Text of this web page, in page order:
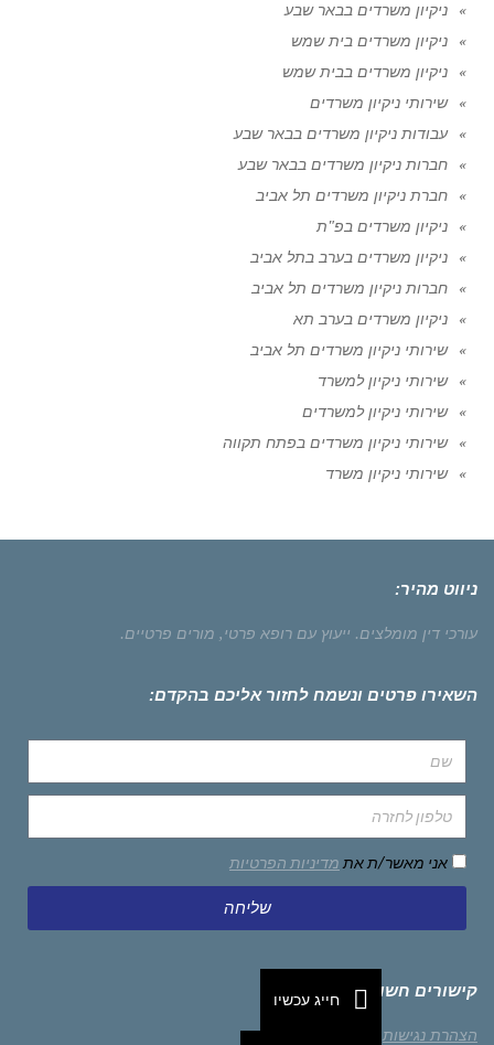
ניקיון משרדים בבאר שבע
ניקיון משרדים בית שמש
ניקיון משרדים בבית שמש
שירותי ניקיון משרדים
עבודות ניקיון משרדים בבאר שבע
חברות ניקיון משרדים בבאר שבע
חברת ניקיון משרדים תל אביב
ניקיון משרדים בפ"ת
ניקיון משרדים בערב בתל אביב
חברות ניקיון משרדים תל אביב
ניקיון משרדים בערב תא
שירותי ניקיון משרדים תל אביב
שירותי ניקיון למשרד
שירותי ניקיון למשרדים
שירותי ניקיון משרדים בפתח תקווה
שירותי ניקיון משרד
ניווט מהיר:
עורכי דין מומלצים. ייעוץ עם רופא פרטי, מורים פרטיים.
השאירו פרטים ונשמח לחזור אליכם בהקדם:
אני מאשר/ת את מדיניות הפרטיות
שליחה
קישורים חשובים
הצהרת נגישות
חייג עכשיו